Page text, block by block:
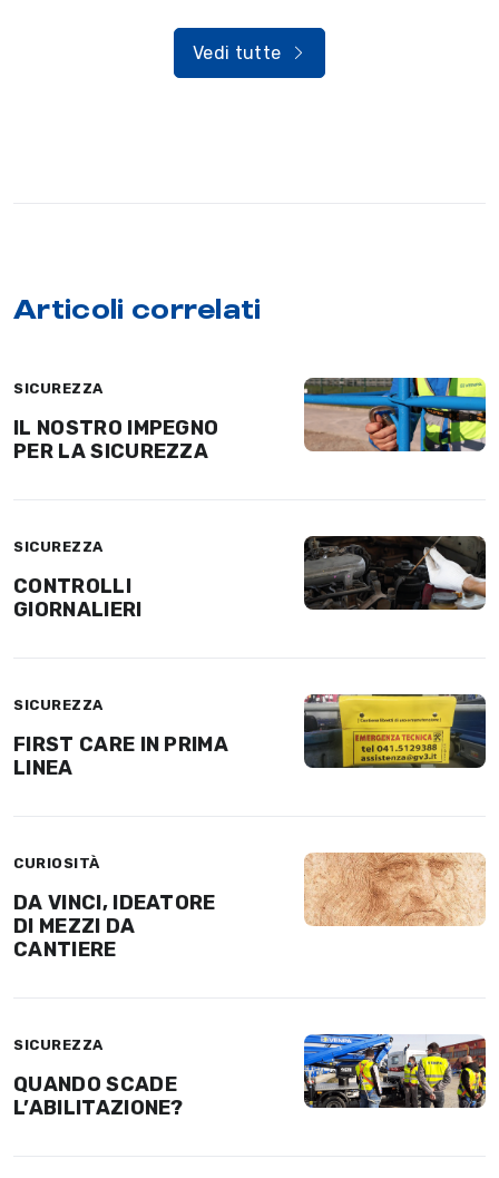
Vedi tutte
Articoli correlati
SICUREZZA
IL NOSTRO IMPEGNO
PER LA SICUREZZA
SICUREZZA
CONTROLLI
GIORNALIERI
SICUREZZA
FIRST CARE IN PRIMA
LINEA
CURIOSITÀ
DA VINCI, IDEATORE
DI MEZZI DA
CANTIERE
SICUREZZA
QUANDO SCADE
L’ABILITAZIONE?